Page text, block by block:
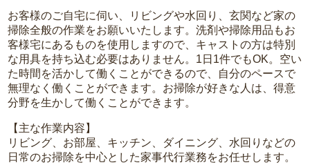
お客様のご自宅に伺い、リビングや水回り、玄関など家の
掃除全般の作業をお願いいたします。洗剤や掃除用品もお
客様宅にあるものを使用しますので、キャストの方は特別
な用具を持ち込む必要はありません。1日1件でもOK。空い
た時間を活かして働くことができるので、自分のペースで
無理なく働くことができます。お掃除が好きな人は、得意
分野を生かして働くことができます。
【主な作業内容】
リビング、お部屋、キッチン、ダイニング、水回りなどの
日常のお掃除を中心とした家事代行業務をお任せします。